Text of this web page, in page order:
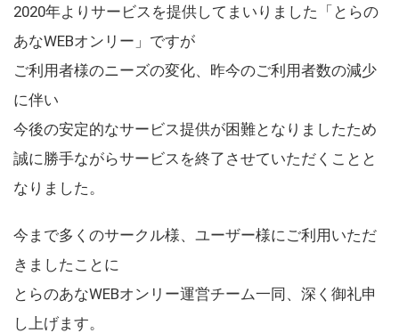
2020年よりサービスを提供してまいりました「とらの
あなWEBオンリー」ですが
ご利用者様のニーズの変化、昨今のご利用者数の減少
に伴い
今後の安定的なサービス提供が困難となりましたため
誠に勝手ながらサービスを終了させていただくことと
なりました。
今まで多くのサークル様、ユーザー様にご利用いただ
きましたことに
とらのあなWEBオンリー運営チーム一同、深く御礼申
し上げます。